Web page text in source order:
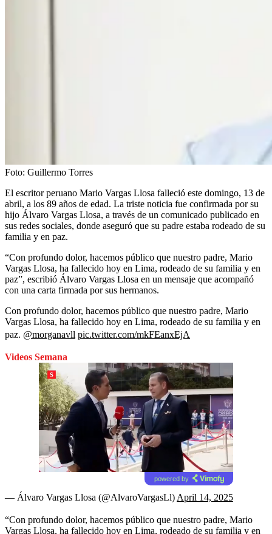
Foto: Guillermo Torres
El escritor peruano Mario Vargas Llosa falleció este domingo, 13 de
abril, a los 89 años de edad. La triste noticia fue confirmada por su
hijo Álvaro Vargas Llosa, a través de un comunicado publicado en
sus redes sociales, donde aseguró que su padre estaba rodeado de su
familia y en paz.
“Con profundo dolor, hacemos público que nuestro padre, Mario
Vargas Llosa, ha fallecido hoy en Lima, rodeado de su familia y en
paz”, escribió Álvaro Vargas Llosa en un mensaje que acompañó
con una carta firmada por sus hermanos.
Con profundo dolor, hacemos público que nuestro padre, Mario
Vargas Llosa, ha fallecido hoy en Lima, rodeado de su familia y en
paz. @morganavll pic.twitter.com/mkFEanxEjA
Videos Semana
powered by
— Álvaro Vargas Llosa (@AlvaroVargasLl) April 14, 2025
“Con profundo dolor, hacemos público que nuestro padre, Mario
Vargas Llosa, ha fallecido hoy en Lima, rodeado de su familia y en